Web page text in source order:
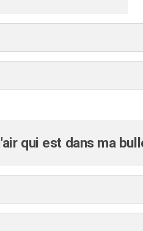
qui est dans ma